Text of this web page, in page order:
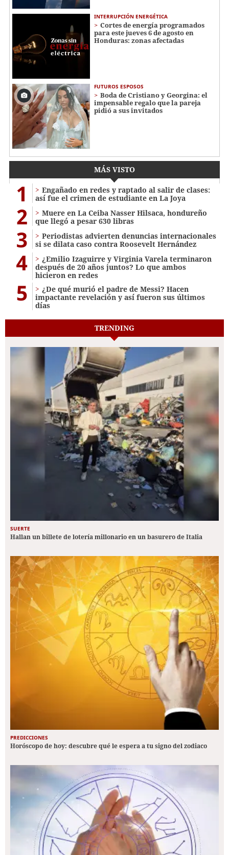
INTERRUPCIÓN ENERGÉTICA
Cortes de energía programados
para este jueves 6 de agosto en
Honduras: zonas afectadas
FUTUROS ESPOSOS
Boda de Cristiano y Georgina: el
impensable regalo que la pareja
pidió a sus invitados
MÁS VISTO
1
Engañado en redes y raptado al salir de clases:
así fue el crimen de estudiante en La Joya
2
Muere en La Ceiba Nasser Hilsaca, hondureño
que llegó a pesar 630 libras
3
Periodistas advierten denuncias internacionales
si se dilata caso contra Roosevelt Hernández
4
¿Emilio Izaguirre y Virginia Varela terminaron
después de 20 años juntos? Lo que ambos
hicieron en redes
5
¿De qué murió el padre de Messi? Hacen
impactante revelación y así fueron sus últimos
días
TRENDING
SUERTE
Hallan un billete de lotería millonario en un basurero de Italia
PREDICCIONES
Horóscopo de hoy: descubre qué le espera a tu signo del zodiaco